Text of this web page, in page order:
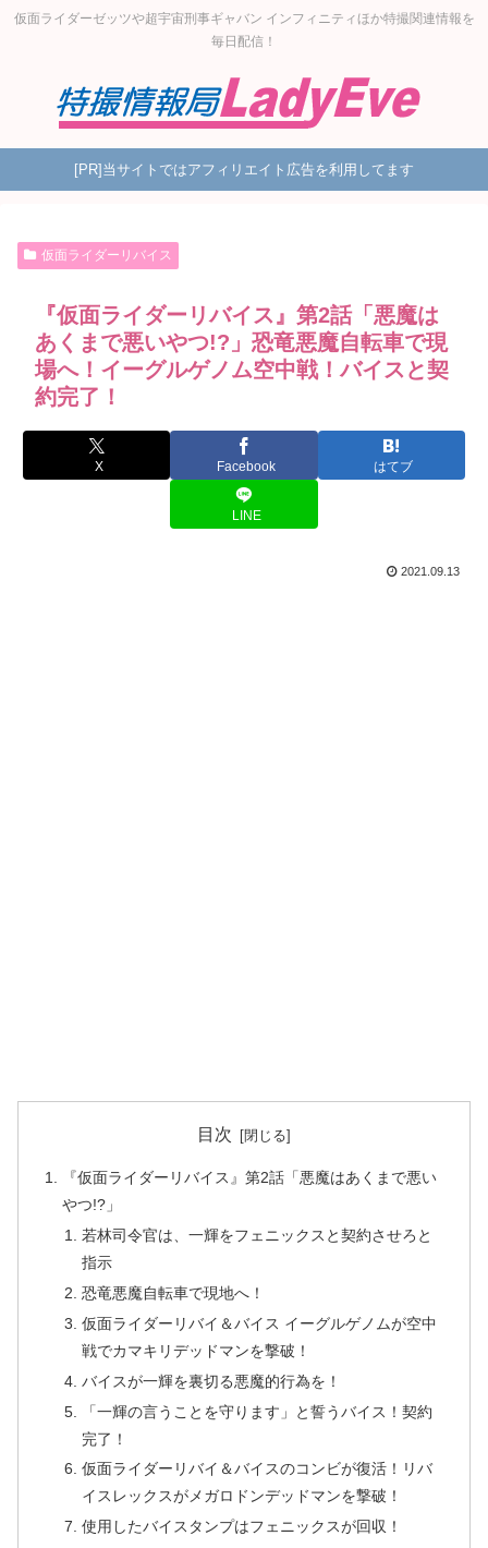
仮面ライダーゼッツや超宇宙刑事ギャバン インフィニティほか特撮関連情報を
毎日配信！
[PR]当サイトではアフィリエイト広告を利用してます
仮面ライダーリバイス
『仮面ライダーリバイス』第2話「悪魔は
あくまで悪いやつ!?」恐竜悪魔自転車で現
場へ！イーグルゲノム空中戦！バイスと契
約完了！
X Facebook はてブ
LINE
2021.09.13
目次
『仮面ライダーリバイス』第2話「悪魔はあくまで悪い
やつ!?」
若林司令官は、一輝をフェニックスと契約させろと
指示
恐竜悪魔自転車で現地へ！
仮面ライダーリバイ＆バイス イーグルゲノムが空中
戦でカマキリデッドマンを撃破！
バイスが一輝を裏切る悪魔的行為を！
「一輝の言うことを守ります」と誓うバイス！契約
完了！
仮面ライダーリバイ＆バイスのコンビが復活！リバ
イスレックスがメガロドンデッドマンを撃破！
使用したバイスタンプはフェニックスが回収！